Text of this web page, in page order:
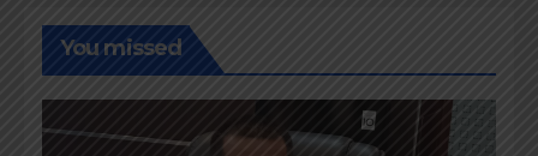
You missed